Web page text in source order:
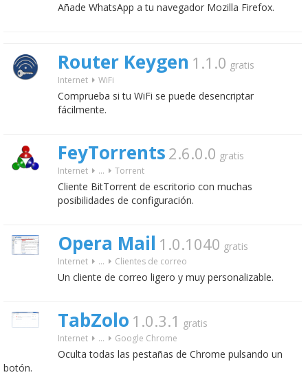
Añade WhatsApp a tu navegador Mozilla Firefox.
Router Keygen 1.1.0 gratis
Internet WiFi
Comprueba si tu WiFi se puede desencriptar
fácilmente.
FeyTorrents 2.6.0.0 gratis
Internet ... Torrent
Cliente BitTorrent de escritorio con muchas
posibilidades de configuración.
Opera Mail 1.0.1040 gratis
Internet ... Clientes de correo
Un cliente de correo ligero y muy personalizable.
TabZolo 1.0.3.1 gratis
Internet ... Google Chrome
Oculta todas las pestañas de Chrome pulsando un
botón.